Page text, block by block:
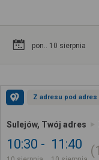
pon.. 10 sierpnia
Z adresu pod adres
Sulejów, Twój adres
10:30 11:40